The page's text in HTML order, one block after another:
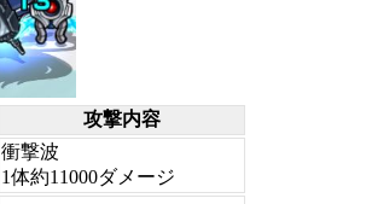
攻撃内容
衝撃波
1体約11000ダメージ